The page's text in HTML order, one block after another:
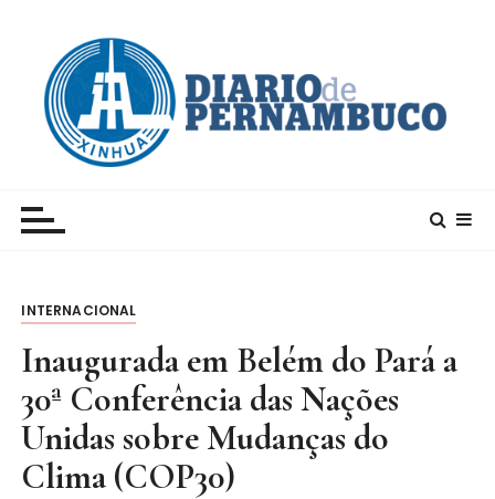
INTERNACIONAL
Inaugurada em Belém do Pará a
30ª Conferência das Nações
Unidas sobre Mudanças do
Clima (COP30)